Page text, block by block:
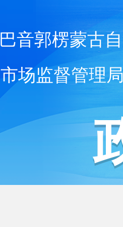
巴音郭楞蒙古
市场监督管理